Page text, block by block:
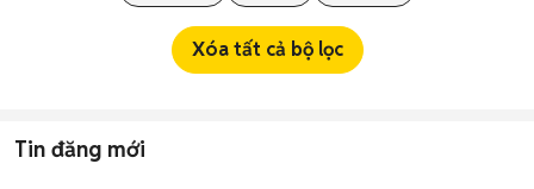
Xóa tất cả bộ lọc
Tin đăng mới